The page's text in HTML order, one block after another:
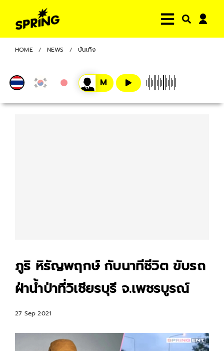
HOME NEWS บันเทิง
ภูริ หิรัญพฤกษ์ กับนาทีชีวิต ขับรถ
ฝ่าน้ำป่าที่วิเชียรบุรี จ.เพชรบูรณ์
27 Sep 2021